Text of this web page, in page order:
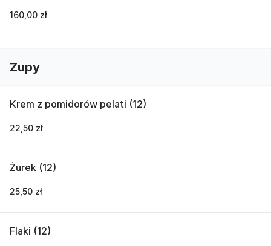
160,00 zł
Zupy
Krem z pomidorów pelati (12)
22,50 zł
Żurek (12)
25,50 zł
Flaki (12)